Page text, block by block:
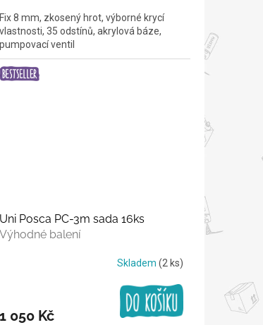
Fix 8 mm, zkosený hrot, výborné krycí
vlastnosti, 35 odstínů, akrylová báze,
pumpovací ventil
Uni Posca PC-3m sada 16ks
Výhodné balení
Skladem (2 ks)
1 050 Kč